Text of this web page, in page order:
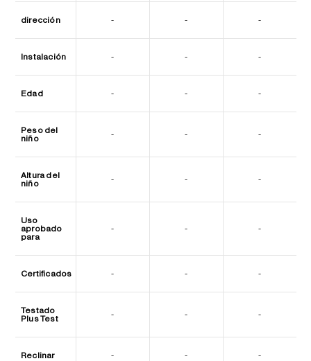
dirección - - -
Instalación - - -
Edad - - -
Peso del
niño
- - -
Altura del
niño
- - -
Uso
aprobado
para
- - -
Certificados - - -
Testado
Plus Test
- - -
Reclinar - - -